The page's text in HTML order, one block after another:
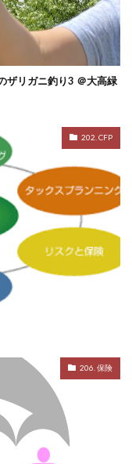
ザリガニ釣り3 ＠大高緑
202. CFP
206. 保険